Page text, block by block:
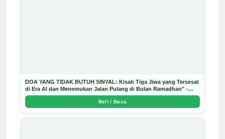
DOA YANG TIDAK BUTUH SINYAL: Kisah Tiga Jiwa yang Tersesat
di Era AI dan Menemukan Jalan Pulang di Bulan Ramadhan" -
Arda Dinata
Beli / Baca